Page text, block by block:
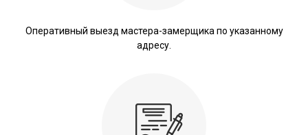
Оперативный выезд мастера-замерщика по указанному
адресу.